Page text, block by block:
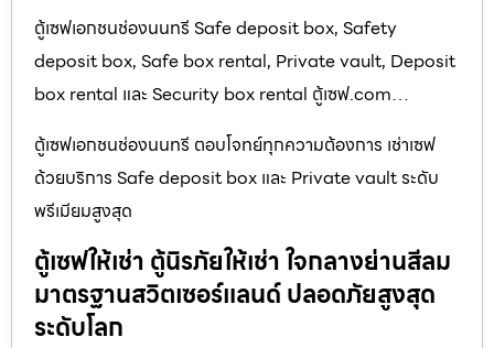
ตู้เซฟเอกชนช่องนนทรี Safe deposit box, Safety
deposit box, Safe box rental, Private vault, Deposit
box rental และ Security box rental ตู้เซฟ.com…
ตู้เซฟเอกชนช่องนนทรี ตอบโจทย์ทุกความต้องการ เช่าเซฟ
ด้วยบริการ Safe deposit box และ Private vault ระดับ
พรีเมียมสูงสุด
ตู้เซฟให้เช่า ตู้นิรภัยให้เช่า ใจกลางย่านสีลม
มาตรฐานสวิตเซอร์แลนด์ ปลอดภัยสูงสุด
ระดับโลก